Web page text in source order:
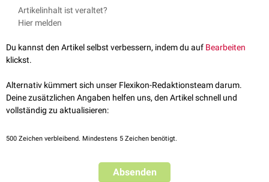
Der Normwert beim Gesunden ist kleiner als 0,5. Ein Wert über 0,5 weist
Kardiomegalie
gering. Fehlerquellen fürfalsch positiveErgebnisse sind insbesondere
eine mangelnde Qualität der Röntgenaufnahmen, wie Aufnahmen im
Artikelinhalt ist veraltet?
Hier melden
Du kannst den Artikel selbst verbessern, indem du auf Bearbeiten
klickst.
Alternativ kümmert sich unser Flexikon-Redaktionsteam darum.
Deine zusätzlichen Angaben helfen uns, den Artikel schnell und
vollständig zu aktualisieren:
500 Zeichen verbleibend. Mindestens 5 Zeichen benötigt.
Absenden